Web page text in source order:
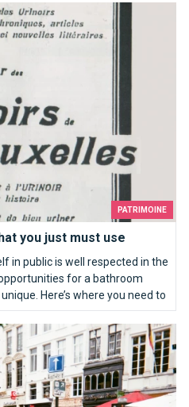
PATRIMOINE
you just must use
in public is well respected in the
for a bathroom
Here’s where you need to
just must use